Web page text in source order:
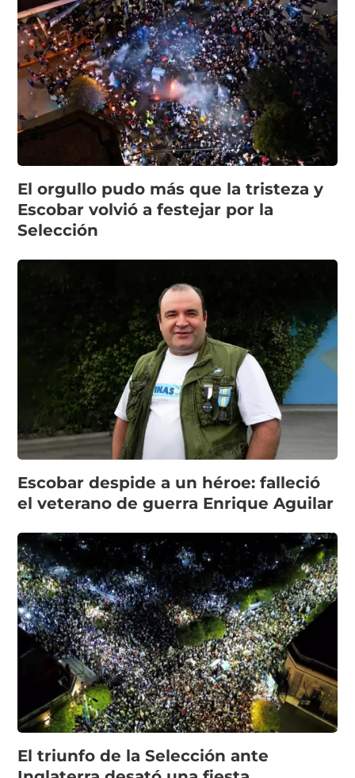
El orgullo pudo más que la tristeza y
Escobar volvió a festejar por la
Selección
Escobar despide a un héroe: falleció
el veterano de guerra Enrique Aguilar
El triunfo de la Selección ante